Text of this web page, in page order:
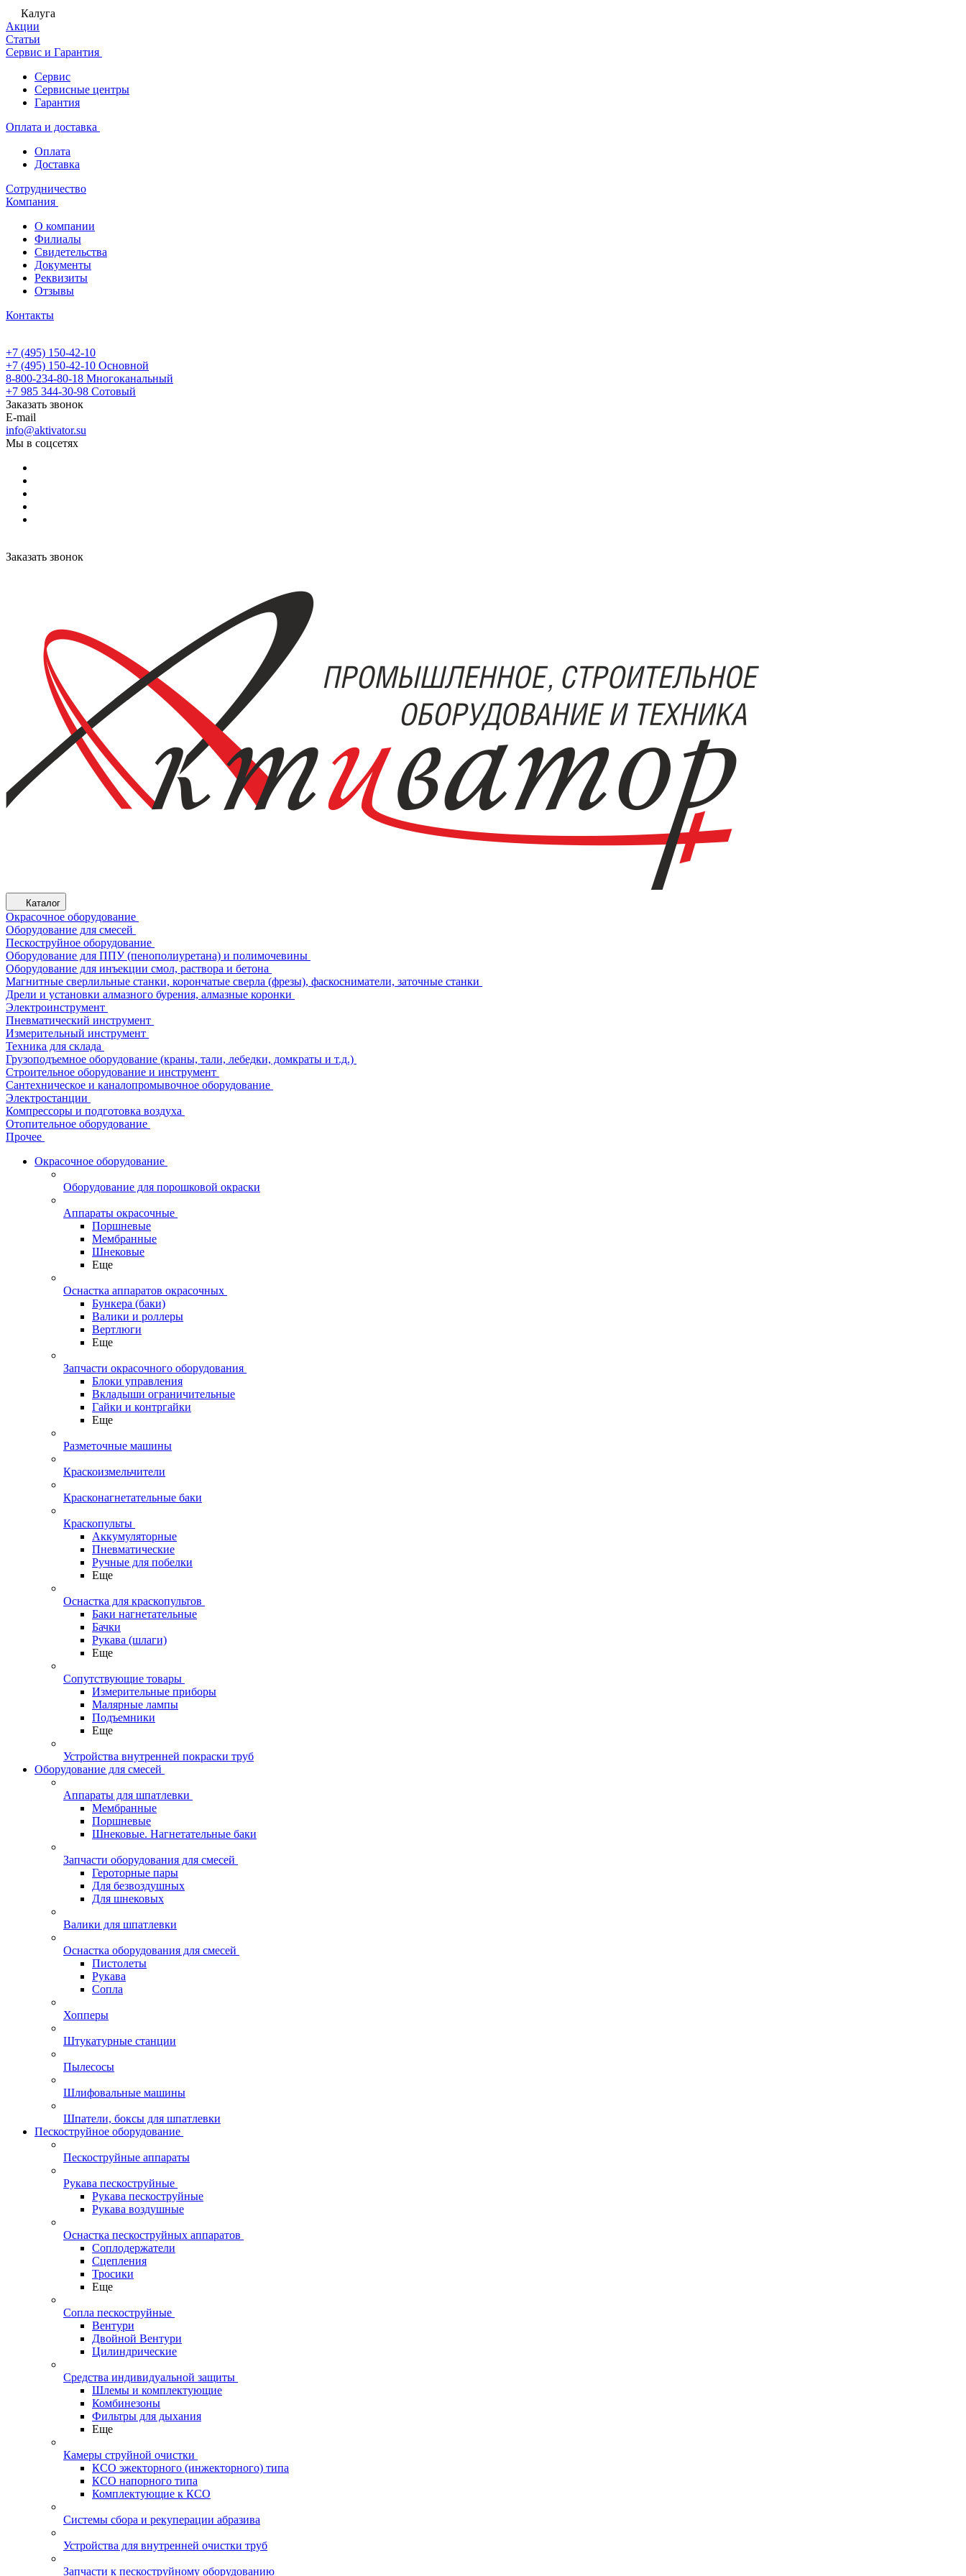
Калуга
Акции
Статьи
Сервис и Гарантия
Сервис
Сервисные центры
Гарантия
Оплата и доставка
Оплата
Доставка
Сотрудничество
Компания
О компании
Филиалы
Свидетельства
Документы
Реквизиты
Отзывы
Контакты
+7 (495) 150-42-10
+7 (495) 150-42-10 Основной
8-800-234-80-18 Многоканальный
+7 985 344-30-98 Сотовый
Заказать звонок
E-mail
info@aktivator.su
Мы в соцсетях
Заказать звонок
Каталог
Окрасочное оборудование
Оборудование для смесей
Пескоструйное оборудование
Оборудование для ППУ (пенополиуретана) и полимочевины
Оборудование для инъекции смол, раствора и бетона
Магнитные сверлильные станки, корончатые сверла (фрезы), фаскосниматели, заточные станки
Дрели и установки алмазного бурения, алмазные коронки
Электроинструмент
Пневматический инструмент
Измерительный инструмент
Техника для склада
Грузоподъемное оборудование (краны, тали, лебедки, домкраты и т.д.)
Строительное оборудование и инструмент
Сантехническое и каналопромывочное оборудование
Электростанции
Компрессоры и подготовка воздуха
Отопительное оборудование
Прочее
Окрасочное оборудование
Оборудование для порошковой окраски
Аппараты окрасочные
Поршневые
Мембранные
Шнековые
Еще
Оснастка аппаратов окрасочных
Бункера (баки)
Валики и роллеры
Вертлюги
Еще
Запчасти окрасочного оборудования
Блоки управления
Вкладыши ограничительные
Гайки и контргайки
Еще
Разметочные машины
Краскоизмельчители
Красконагнетательные баки
Краскопульты
Аккумуляторные
Пневматические
Ручные для побелки
Еще
Оснастка для краскопультов
Баки нагнетательные
Бачки
Рукава (шлаги)
Еще
Сопутствующие товары
Измерительные приборы
Малярные лампы
Подъемники
Еще
Устройства внутренней покраски труб
Оборудование для смесей
Аппараты для шпатлевки
Мембранные
Поршневые
Шнековые. Нагнетательные баки
Запчасти оборудования для смесей
Героторные пары
Для безвоздушных
Для шнековых
Валики для шпатлевки
Оснастка оборудования для смесей
Пистолеты
Рукава
Сопла
Хопперы
Штукатурные станции
Пылесосы
Шлифовальные машины
Шпатели, боксы для шпатлевки
Пескоструйное оборудование
Пескоструйные аппараты
Рукава пескоструйные
Рукава пескоструйные
Рукава воздушные
Оснастка пескоструйных аппаратов
Соплодержатели
Сцепления
Тросики
Еще
Сопла пескоструйные
Вентури
Двойной Вентури
Цилиндрические
Средства индивидуальной защиты
Шлемы и комплектующие
Комбинезоны
Фильтры для дыхания
Еще
Камеры струйной очистки
КСО эжекторного (инжекторного) типа
КСО напорного типа
Комплектующие к КСО
Системы сбора и рекуперации абразива
Устройства для внутренней очистки труб
Запчасти к пескоструйному оборудованию